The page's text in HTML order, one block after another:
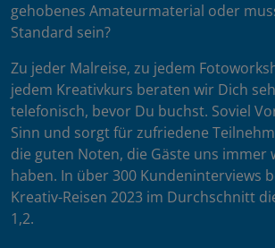
gehobenes Amateurmaterial oder
Standard sein?
Zu jeder Malreise, zu jedem
jedem Kreativkurs beraten wir Dich
telefonisch, bevor Du buchst. Soviel
Sinn und sorgt für zufriedene
die guten Noten, die Gäste uns immer
haben. In über 300 Kundeninterviews
Kreativ-Reisen 2023 im Durchschnitt
1,2.